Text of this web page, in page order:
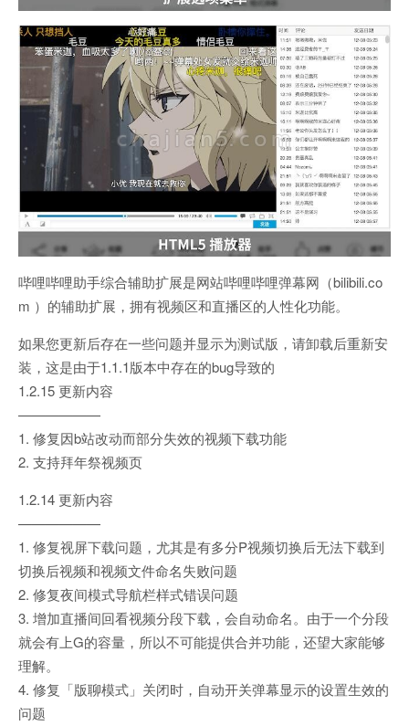
哔哩哔哩助手综合辅助扩展是网站哔哩哔哩弹幕网（bilibili.co
m ）的辅助扩展，拥有视频区和直播区的人性化功能。
如果您更新后存在一些问题并显示为测试版，请卸载后重新安
装，这是由于1.1.1版本中存在的bug导致的
1.2.15 更新内容
——————
1. 修复因b站改动而部分失效的视频下载功能
2. 支持拜年祭视频页
1.2.14 更新内容
——————
1. 修复视屏下载问题，尤其是有多分P视频切换后无法下载到
切换后视频和视频文件命名失败问题
2. 修复夜间模式导航栏样式错误问题
3. 增加直播间回看视频分段下载，会自动命名。由于一个分段
就会有上G的容量，所以不可能提供合并功能，还望大家能够
理解。
4. 修复「版聊模式」关闭时，自动开关弹幕显示的设置生效的
问题